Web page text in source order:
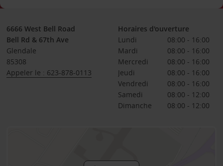
6666 West Bell Road
Bell Rd & 67th Ave
Glendale
85308
Appeler le : 623-878-0113
Horaires d'ouverture
Lundi
08:00 - 16:00
Mardi
08:00 - 16:00
Mercredi
08:00 - 16:00
Jeudi
08:00 - 16:00
Vendredi
08:00 - 16:00
Samedi
08:00 - 12:00
Dimanche
08:00 - 12:00